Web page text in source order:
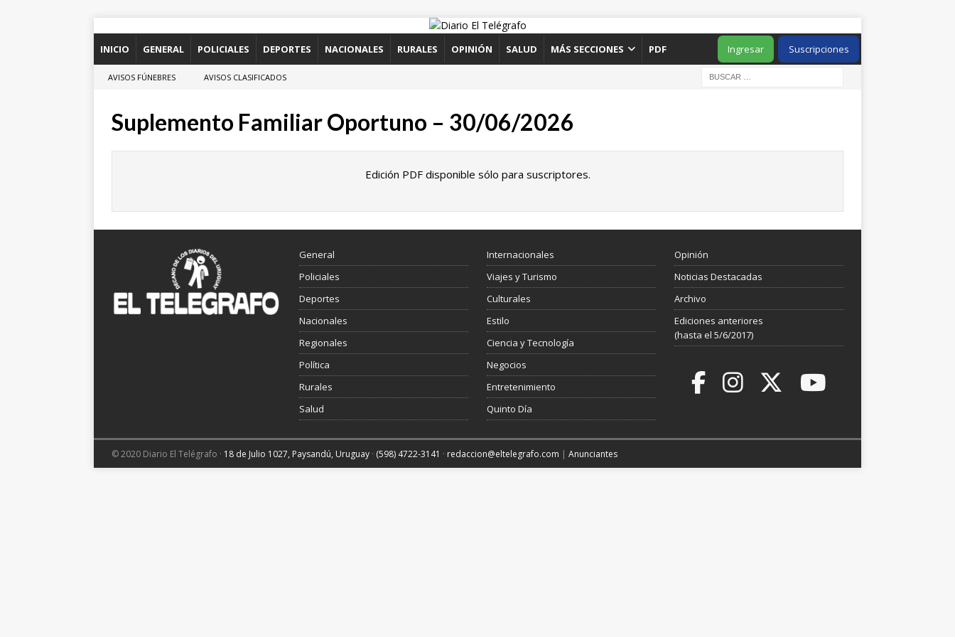
INICIO GENERAL POLICIALES DEPORTES NACIONALES RURALES OPINIÓN SALUD MÁS SECCIONES PDF Suscripciones
Ingresar
AVISOS FÚNEBRES AVISOS CLASIFICADOS
Suplemento Familiar Oportuno – 30/06/2026
Edición PDF disponible sólo para suscriptores.
General
Policiales
Deportes
Nacionales
Regionales
Política
Rurales
Salud
Internacionales
Viajes y Turismo
Culturales
Estilo
Ciencia y Tecnología
Negocios
Entretenimiento
Quinto Día
Opinión
Noticias Destacadas
Archivo
Ediciones anteriores
(hasta el 5/6/2017)
© 2020 Diario El Telégrafo · 18 de Julio 1027, Paysandú, Uruguay · (598) 4722-3141 · redaccion@eltelegrafo.com | Anunciantes